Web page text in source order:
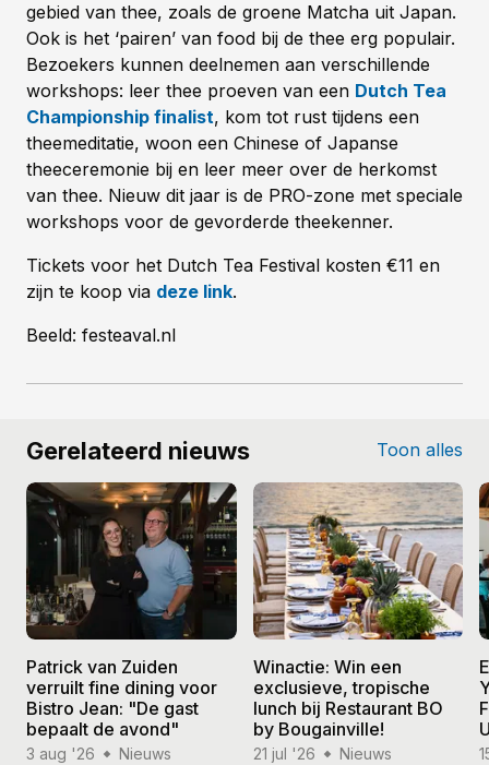
gebied van thee, zoals de groene Matcha uit Japan.
Ook is het ‘pairen’ van food bij de thee erg populair.
Bezoekers kunnen deelnemen aan verschillende
workshops: leer thee proeven van een Dutch Tea
Championship finalist, kom tot rust tijdens een
theemeditatie, woon een Chinese of Japanse
theeceremonie bij en leer meer over de herkomst
van thee. Nieuw dit jaar is de PRO-zone met speciale
workshops voor de gevorderde theekenner.
Tickets voor het Dutch Tea Festival kosten €11 en
zijn te koop via deze link.
Beeld: festeaval.nl
Gerelateerd nieuws Toon alles
Patrick van Zuiden
verruilt fine dining voor
Bistro Jean: "De gast
bepaalt de avond"
3 aug '26 Nieuws
Winactie: Win een
exclusieve, tropische
lunch bij Restaurant BO
by Bougainville!
21 jul '26 Nieuws